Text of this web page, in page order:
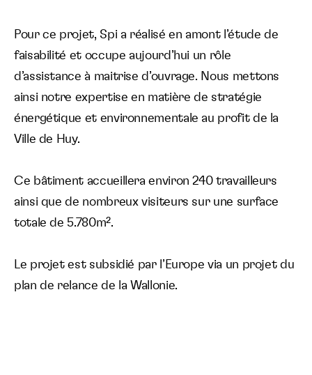
Pour ce projet, Spi a réalisé en amont l’étude de
faisabilité et occupe aujourd’hui un rôle
d’assistance à maitrise d’ouvrage. Nous mettons
ainsi notre expertise en matière de stratégie
énergétique et environnementale au profit de la
Ville de Huy.
Ce bâtiment accueillera environ 240 travailleurs
ainsi que de nombreux visiteurs sur une surface
totale de 5.780m².
Le projet est subsidié par l’Europe via un projet du
plan de relance de la Wallonie.